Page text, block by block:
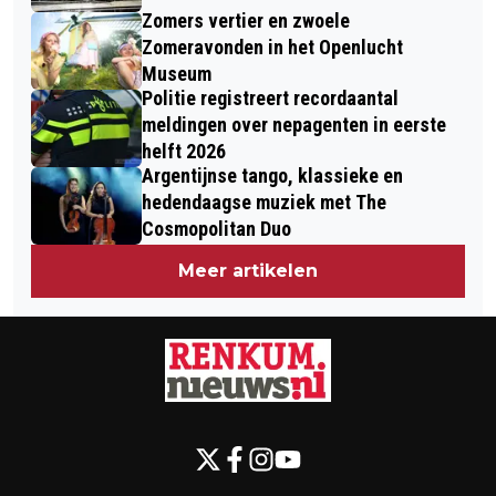
Zomers vertier en zwoele
Zomeravonden in het Openlucht
Museum
Politie registreert recordaantal
meldingen over nepagenten in eerste
helft 2026
Argentijnse tango, klassieke en
hedendaagse muziek met The
Cosmopolitan Duo
Meer artikelen